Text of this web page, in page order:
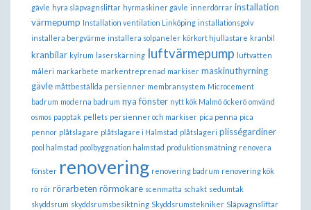
gävle hyra släpvagnsliftar hyrmaskiner gävle innerdörrar installation
värmepump Installation ventilation Linköping installationsgolv
installera bergvärme installera solpaneler körkort hjullastare kranbil
kranbilar kylrum laserskärning luftvärmepump luftvatten
måleri markarbete markentreprenad markiser maskinuthyrning
gävle måttbeställda persienner membransystem Microcement
badrum moderna badrum nya fönster nytt kök Malmö öckerö omvänd
osmos papptak pellets persienner och markiser pica penna pica
pennor plåtslagare plåtslagare i Halmstad plåtslageri plisségardiner
pool halmstad poolbyggnation halmstad produktionsmätning renovera
fönster renovering renovering badrum renovering kök
ro rör rörarbeten rörmokare scenmatta schakt sedumtak
skyddsrum skyddsrumsbesiktning Skyddsrumstekniker Släpvagnsliftar